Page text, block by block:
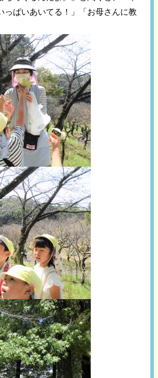
っぱいあいてる！」「お母さんに教